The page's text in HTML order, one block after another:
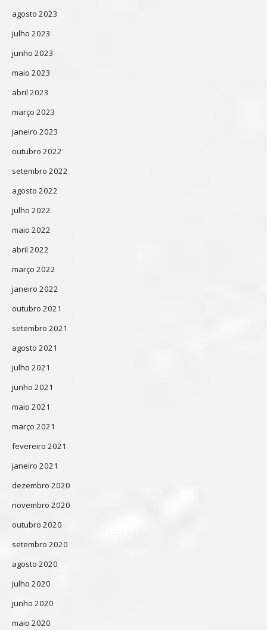
agosto 2023
julho 2023
junho 2023
maio 2023
abril 2023
março 2023
janeiro 2023
outubro 2022
setembro 2022
agosto 2022
julho 2022
maio 2022
abril 2022
março 2022
janeiro 2022
outubro 2021
setembro 2021
agosto 2021
julho 2021
junho 2021
maio 2021
março 2021
fevereiro 2021
janeiro 2021
dezembro 2020
novembro 2020
outubro 2020
setembro 2020
agosto 2020
julho 2020
junho 2020
maio 2020